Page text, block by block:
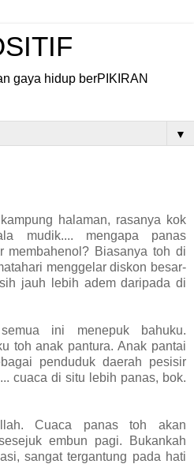
gaya hidup berPIKIRAN
▼
halaman, rasanya kok
mudik.... mengapa panas
membahenol? Biasanya toh di
menggelar diskon besar-
jauh lebih adem daripada di
ini menepuk bahuku.
toh anak pantura. Anak pantai
penduduk daerah pesisir
cuaca di situ lebih panas, bok.
Cuaca panas toh akan
embun pagi. Bukankah
sangat tergantung pada hati